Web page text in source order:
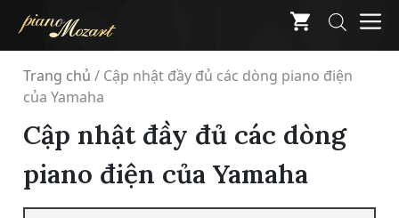
content
Trang chủ / Cập nhật đầy đủ các dòng piano điện
của Yamaha
Cập nhật đầy đủ các dòng
piano điện của Yamaha